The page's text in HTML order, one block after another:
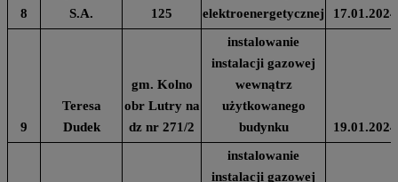
8
S.A.
125
elektroenergetycznej
17.01.2024
9
Teresa
Dudek
gm. Kolno
obr Lutry na
dz nr 271/2
instalowanie
instalacji gazowej
wewnątrz
użytkowanego
budynku
19.01.2024
instalowanie
instalacji gazowej